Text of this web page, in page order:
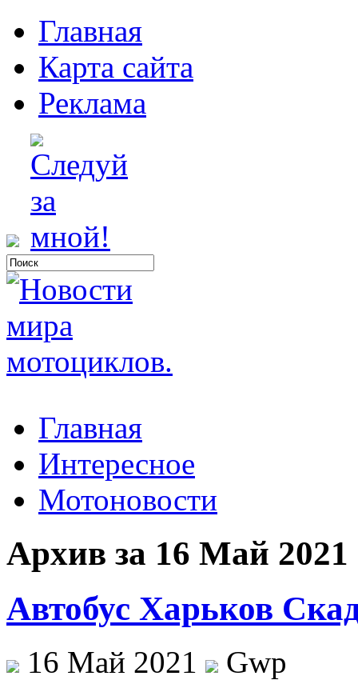
Главная
Карта сайта
Реклама
Главная
Интересное
Мотоновости
Архив за 16 Май 2021
Автобус Харьков
16 Май 2021
Gwp